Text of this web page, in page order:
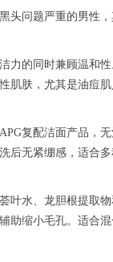
头问题严重的男性
力的同时兼顾温和
肌肤，尤其是油痘肌
复配洁面产品，
后无紧绷感，适合多
叶水、龙胆根提取
助缩小毛孔。适合混